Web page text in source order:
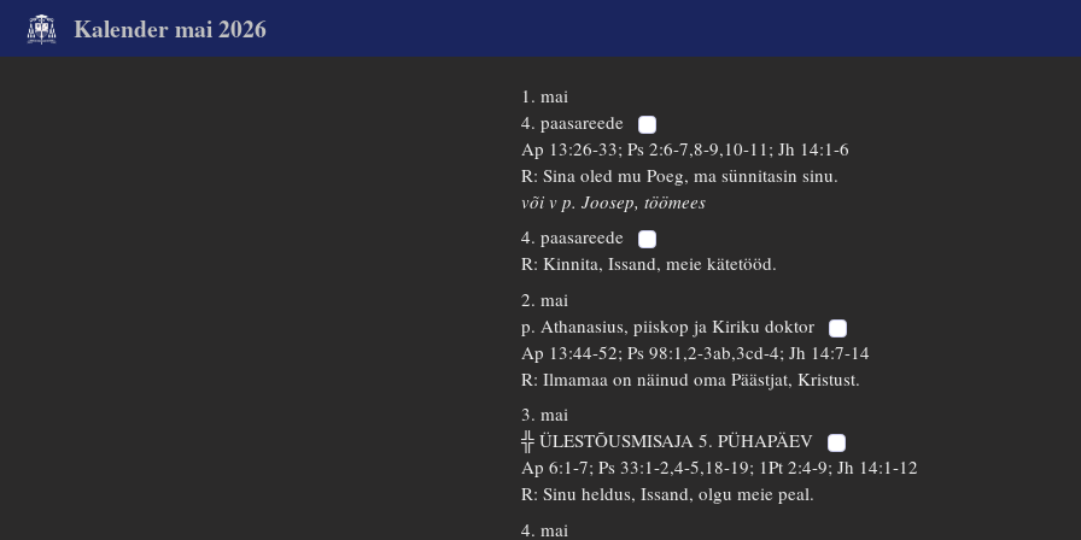
Kalender mai 2026
1. mai
4. paasareede
Ap 13:26-33; Ps 2:6-7,8-9,10-11; Jh 14:1-6
R: Sina oled mu Poeg, ma sünnitasin sinu.
või v p. Joosep, töömees
4. paasareede
R: Kinnita, Issand, meie kätetööd.
2. mai
p. Athanasius, piiskop ja Kiriku doktor
Ap 13:44-52; Ps 98:1,2-3ab,3cd-4; Jh 14:7-14
R: Ilmamaa on näinud oma Päästjat, Kristust.
3. mai
╬ ÜLESTÕUSMISAJA 5. PÜHAPÄEV
Ap 6:1-7; Ps 33:1-2,4-5,18-19; 1Pt 2:4-9; Jh 14:1-12
R: Sinu heldus, Issand, olgu meie peal.
4. mai